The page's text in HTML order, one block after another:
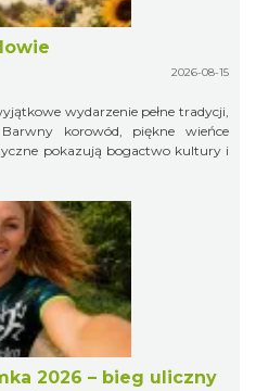
2026-08-15
wydarzenie pełne tradycji,
korowód, piękne wieńce
pokazują bogactwo kultury i
2026 – bieg uliczny